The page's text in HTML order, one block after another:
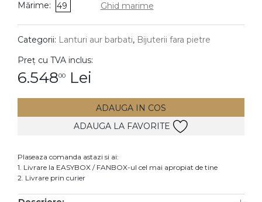
DIAMANTE Vezi toate
Cercei
Accesorii
Mărime: 49 Ghid marime
Categorii: Lanturi aur barbati, Bijuterii fara pietre
Preț cu TVA inclus:
6.54800 Lei
ADAUGA IN COS
ADAUGA LA FAVORITE
Plaseaza comanda astazi si ai:
1. Livrare la EASYBOX / FANBOX-ul cel mai apropiat de tine
2. Livrare prin curier